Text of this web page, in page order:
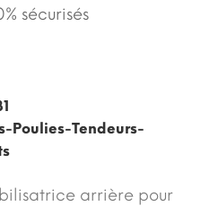
sécurisés
Poulies-Tendeurs-
arrière pour